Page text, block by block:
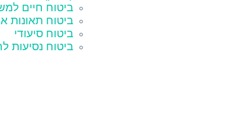
ביטוח חיים
ביטוח תאונות
ביטוח סיעודי
ביטוח נסיעות